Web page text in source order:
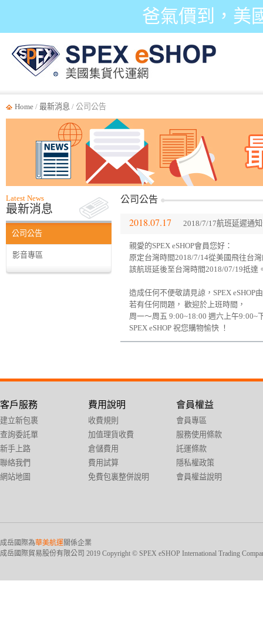
爸氣價到，美
Home / 最新消息 / 公司公告
Latest News
最新消息
公司公告
影音專區
公司公告
2018.07.17 2018/7/17航班延遲通
親愛的SPEX eSHOP會員您好：
原定台灣時間2018/7/14從美國飛往台
該航班延後至台灣時間2018/07/19抵達
造成任何不便敬請見諒，SPEX eSHOP
若有任何問題， 歡迎於上班時間，
周一～周五 9:00~18:00 週六上午
SPEX eSHOP 祝您購物愉快 ！
客戶服務
建立新包裹
查詢委託單
新手上路
聯絡我們
網站地圖
費用說明
收費規則
加值理貨收費
倉儲費用
費用試算
免費包裏整併說明
會員權益
會員專區
服務使用條款
託運條款
隱私權政策
會員權益說明
成岳國際為華美航運關係企業
成岳國際貿易股份有限公司 2019 Copyright © SPEX eSHOP International Trading